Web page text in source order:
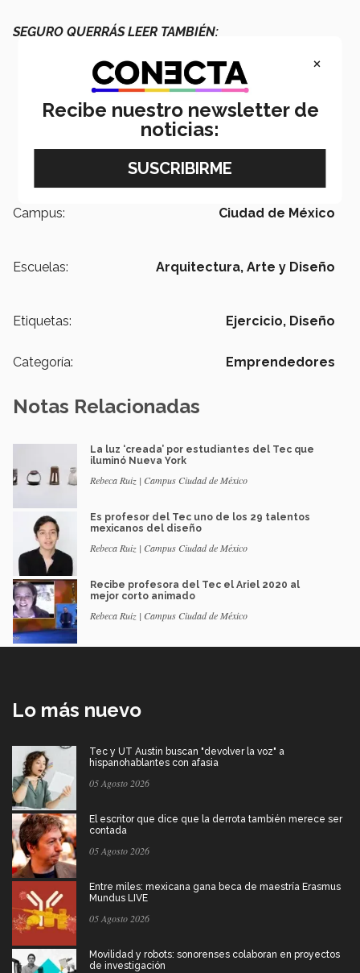
SEGURO QUERRÁS LEER TAMBIÉN:
Campus: Ciudad de México
Escuelas: Arquitectura, Arte y Diseño
Etiquetas: Ejercicio, Diseño
Categoría: Emprendedores
Notas Relacionadas
La luz ‘creada’ por estudiantes del Tec que
iluminó Nueva York
Rebeca Ruiz | Campus Ciudad de México
Es profesor del Tec uno de los 29 talentos
mexicanos del diseño
Rebeca Ruiz | Campus Ciudad de México
Recibe profesora del Tec el Ariel 2020 al
mejor corto animado
Rebeca Ruiz | Campus Ciudad de México
Lo más nuevo
Tec y UT Austin buscan "devolver la voz" a
hispanohablantes con afasia
05 Agosto 2026
El escritor que dice que la derrota también merece ser
contada
05 Agosto 2026
Entre miles: mexicana gana beca de maestría Erasmus
Mundus LIVE
05 Agosto 2026
Movilidad y robots: sonorenses colaboran en proyectos
de investigación
×
Recibe nuestro newsletter de
noticias: